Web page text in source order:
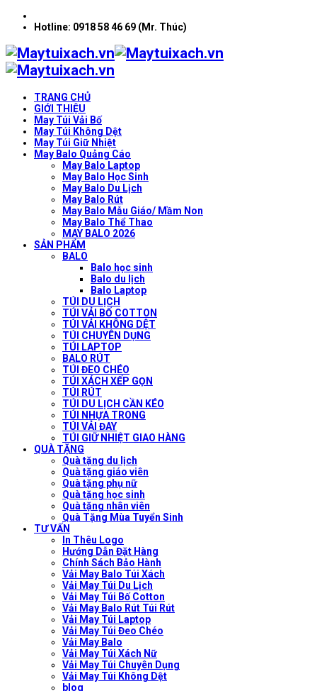
Hotline: 0918 58 46 69 (Mr. Thúc)
TRANG CHỦ
GIỚI THIỆU
May Túi Vải Bố
May Túi Không Dệt
May Túi Giữ Nhiệt
May Balo Quảng Cáo
May Balo Laptop
May Balo Học Sinh
May Balo Du Lịch
May Balo Rút
May Balo Mẫu Giáo/ Mầm Non
May Balo Thể Thao
MAY BALO 2026
SẢN PHẨM
BALO
Balo học sinh
Balo du lịch
Balo Laptop
TÚI DU LỊCH
TÚI VẢI BỐ COTTON
TÚI VẢI KHÔNG DỆT
TÚI CHUYÊN DỤNG
TÚI LAPTOP
BALO RÚT
TÚI ĐEO CHÉO
TÚI XÁCH XẾP GỌN
TÚI RÚT
TÚI DU LỊCH CẦN KÉO
TÚI NHỰA TRONG
TÚI VẢI ĐAY
TÚI GIỮ NHIỆT GIAO HÀNG
QUÀ TẶNG
Quà tặng du lịch
Quà tặng giáo viên
Quà tặng phụ nữ
Quà tặng học sinh
Quà tặng nhân viên
Quà Tặng Mùa Tuyển Sinh
TƯ VẤN
In Thêu Logo
Hướng Dẫn Đặt Hàng
Chính Sách Bảo Hành
Vải May Balo Túi Xách
Vải May Túi Du Lịch
Vải May Túi Bố Cotton
Vải May Balo Rút Túi Rút
Vải May Túi Laptop
Vải May Túi Đeo Chéo
Vải May Balo
Vải May Túi Xách Nữ
Vải May Túi Chuyên Dụng
Vải May Túi Không Dệt
blog